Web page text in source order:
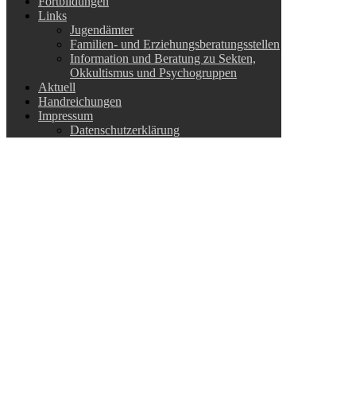
Links
Jugendämter
Familien- und Erziehungsberatungsstellen
Information und Beratung zu Sekten,
Okkultismus und Psychogruppen
Aktuell
Handreichungen
Impressum
Datenschutzerklärung